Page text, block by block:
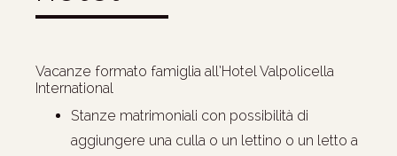
Vacanze formato famiglia all’Hotel Valpolicella
International
Stanze matrimoniali con possibilità di
aggiungere una culla o un lettino o un letto a